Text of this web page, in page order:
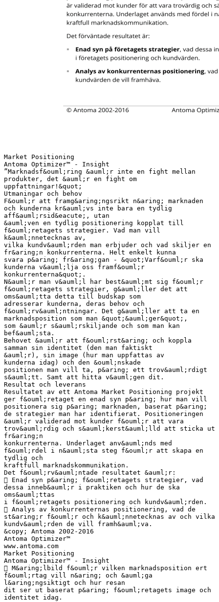
Market Positioning
Antoma Optimizer™ - Insight
”Marknadsf&ouml;ring &auml;r inte en fight mellan
produkter, det &auml;r en fight om
uppfattningar!&quot;
Utmaningar och behov
F&ouml;r att framg&aring;ngsrikt n&aring; marknaden
och kunderna kr&auml;vs inte bara en tydlig
aff&auml;rsid&eacute;, utan
&auml;ven en tydlig positionering kopplat till
f&ouml;retagets strategier. Vad man vill
k&auml;nnetecknas av,
vilka kundv&auml;rden man erbjuder och vad skiljer en
fr&aring;n konkurrenterna. Helt enkelt kunna
svara p&aring; fr&aring;gan - &quot;Varf&ouml;r ska
kunderna v&auml;lja oss framf&ouml;r
konkurrenterna&quot;.
N&auml;r man v&auml;l har best&auml;mt sig f&ouml;r
f&ouml;retagets strategier, g&auml;ller det att
oms&auml;tta detta till budskap som
adresserar kunderna, deras behov och
f&ouml;rv&auml;ntningar. Det g&auml;ller att ta en
marknadsposition som man &quot;&auml;ger&quot;,
som &auml;r s&auml;rskiljande och som man kan
bef&auml;sta.
Behovet &auml;r att f&ouml;rst&aring; och koppla
samman sin identitet (den man faktiskt
&auml;r), sin image (hur man uppfattas av
kunderna idag) och den &ouml;nskade
positionen man vill ta, p&aring; ett trov&auml;rdigt
s&auml;tt. Samt att hitta v&auml;gen dit.
Resultat och leverans
Resultatet av ett Antoma Market Positioning projekt
ger f&ouml;retaget en enad syn p&aring; hur man vill
positionera sig p&aring; marknaden, baserat p&aring;
de strategier man har identifierat. Positioneringen
&auml;r validerad mot kunder f&ouml;r att vara
trov&auml;rdig och s&auml;kerst&auml;lld att sticka ut
fr&aring;n
konkurrenterna. Underlaget anv&auml;nds med
f&ouml;rdel i n&auml;sta steg f&ouml;r att skapa en
tydlig och
kraftfull marknadskommunikation.
Det f&ouml;rv&auml;ntade resultatet &auml;r:
 Enad syn p&aring; f&ouml;retagets strategier, vad
dessa inneb&auml;r i praktiken och hur de ska
oms&auml;ttas
i f&ouml;retagets positionering och kundv&auml;rden.
 Analys av konkurrenternas positionering, vad de
st&aring;r f&ouml;r och k&auml;nnetecknas av och vilka
kundv&auml;rden de vill framh&auml;va.
&copy; Antoma 2002-2016
Antoma Optimizer™
www.antoma.com
Market Positioning
Antoma Optimizer™ - Insight
 M&aring;lbild f&ouml;r vilken marknadsposition ert
f&ouml;rtag vill n&aring; och &auml;ga
l&aring;ngsiktigt och hur resan
dit ser ut baserat p&aring; f&ouml;retagets image och
identitet idag.